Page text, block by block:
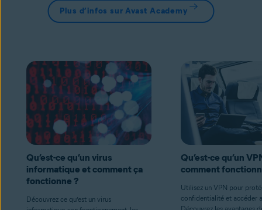
Plus d’infos sur Avast Academy
Qu’est-ce qu’un virus
informatique et comment ça
fonctionne ?
Découvrez ce qu’est un virus
Qu’est-ce qu’un
comment
Utilisez un VPN pour
confidentialité et accéder